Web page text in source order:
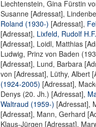
Liechtenstein, Gina Fürstin
Susanne [Adressat],
Roland (1930-) [Adressat],
[Adressat], Lixfeld, Rudolf
[Adressat], Loidl, Matthias
Ludwig, Prinz von Baden
[Adressat], Lund, Barbara
von [Adressat], Lüthy, Albert
(1924-2005) [Adressat],
Denys (20. Jh.) [Adressat],
Waltraud (1959-) [Adressat],
[Adressat], Mann, Gerhard
Klaus-Jürgen [Adressat],